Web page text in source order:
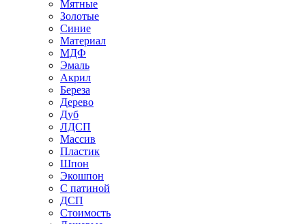
Мятные
Золотые
Синие
Материал
МДФ
Эмаль
Акрил
Береза
Дерево
Дуб
ЛДСП
Массив
Пластик
Шпон
Экошпон
С патиной
ДСП
Стоимость